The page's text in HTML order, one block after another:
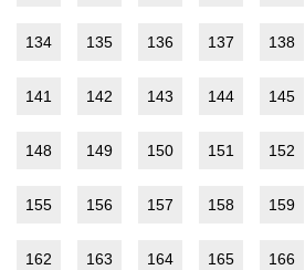
134 135 136 137 138
141 142 143 144 145
148 149 150 151 152
155 156 157 158 159
162 163 164 165 166